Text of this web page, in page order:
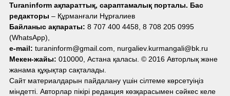
Turaninform ақпараттық, сараптамалық порталы. Бас
редакторы – Құрманғали Нұрғалиев
Байланыс ақпараты: 8 707 400 4458, 8 708 205 0995
(WhatsApp),
e-mail: turaninform@gmail.com, nurgaliev.kurmangali@bk.ru
Мекен-жайы: 010000, Астана қаласы. © 2016 Авторлық және
жанама құқықтар сақталады.
Сайт материалдарын пайдалану үшін сілтеме көрсетуіңіз
міндетті. Авторлар пікірі редакция көзқарасымен сәйкес келе